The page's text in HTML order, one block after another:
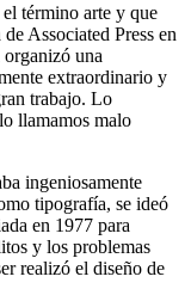
término arte y que
Associated Press en
una
extraordinario y
trabajo. Lo
llamamos malo
ingeniosamente
tipografía, se ideó
en 1977 para
y los problemas
realizó el diseño de